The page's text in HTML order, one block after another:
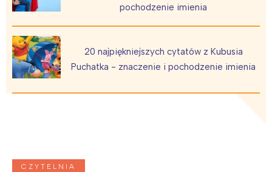
pochodzenie imienia
20 najpiękniejszych cytatów z Kubusia
Puchatka - znaczenie i pochodzenie imienia
CZYTELNIA